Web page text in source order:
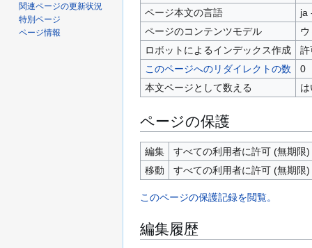
移
動
ページ本文の言語
ja
ページのコンテンツモデル
ロボットによるインデックス作成
許
このページへのリダイレクトの数
0
本文ページとして数える
は
ページの保護
編集
すべての利用者に許可 (無期限)
移動
すべての利用者に許可 (無期限)
このページの保護記録を閲覧。
編集履歴
関連ページの更新状況
特別ページ
ページ情報